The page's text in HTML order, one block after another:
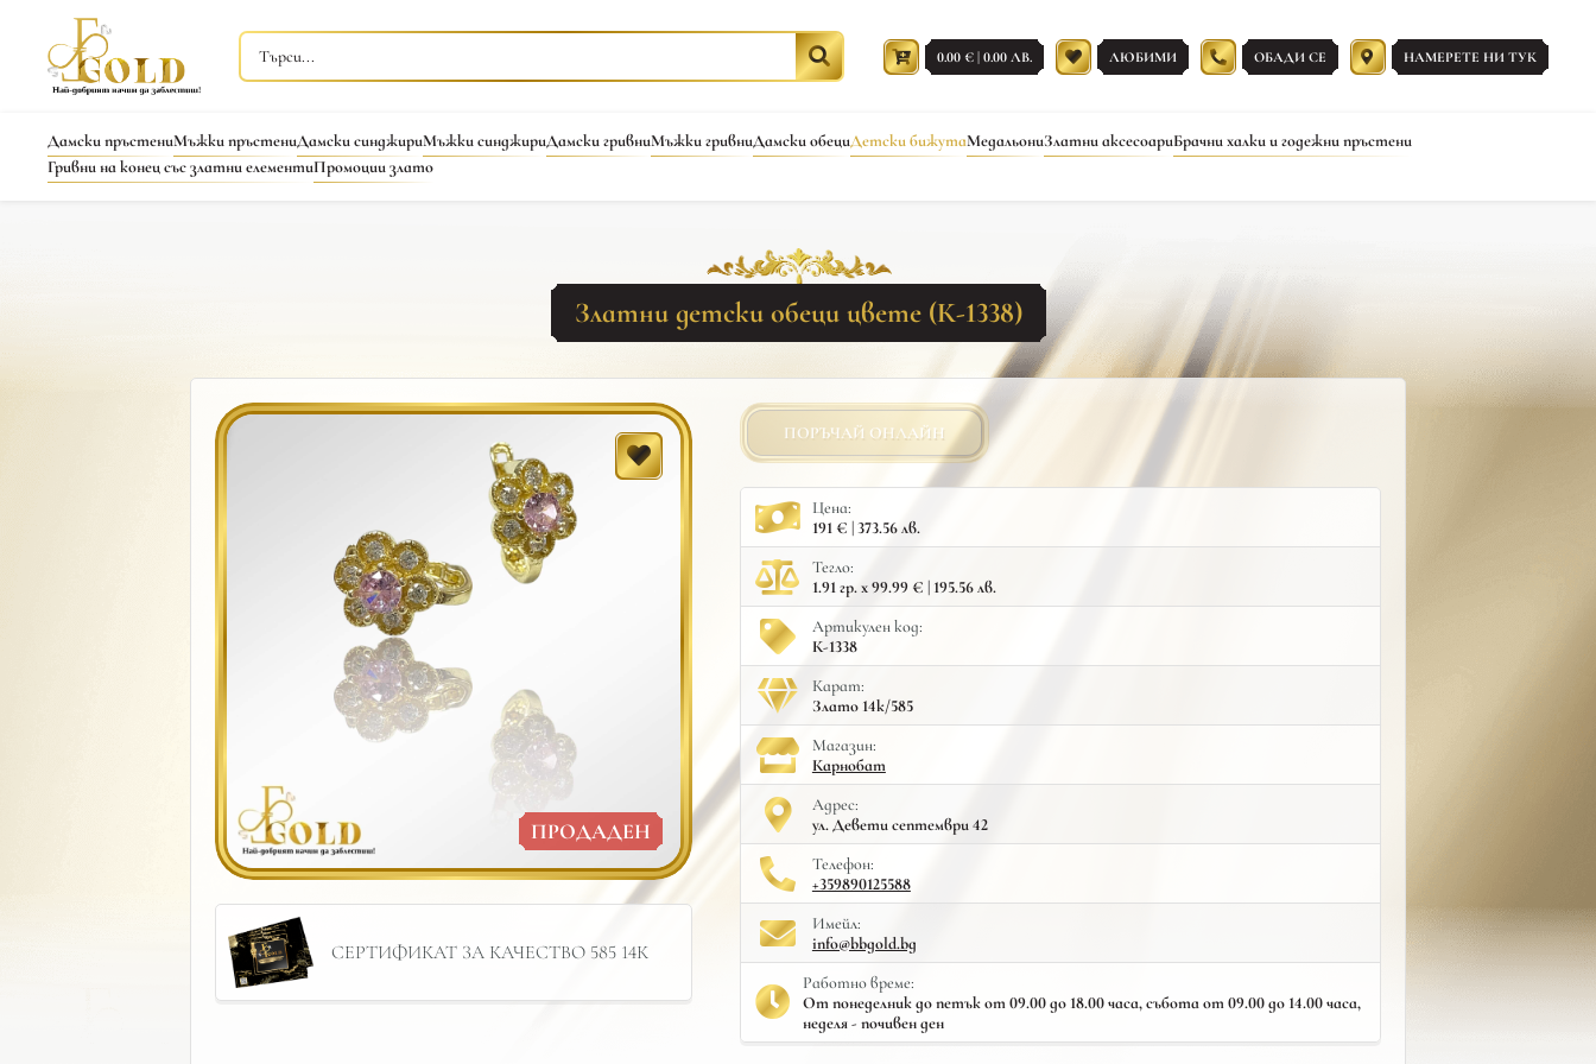
0.00 € | 0.00 ЛВ. ЛЮБИМИ ОБАДИ СЕ НАМЕРЕТЕ НИ ТУК
Дамски пръстениМъжки пръстениДамски синджириМъжки синджириДамски гривниМъжки гривниДамски обециДетски бижутаМедальониЗлатни аксесоариБрачни халки и годежни пръстени
Гривни на конец със златни елементиПромоции злато
Златни детски обеци цвете (К-1338)
ПРОДАДЕН
СЕРТИФИКАТ ЗА КАЧЕСТВО 585 14К
ПОРЪЧАЙ ОНЛАЙН
Цена:
191 € | 373.56 лв.
Тегло:
1.91 гр. x 99.99 € | 195.56 лв.
Артикулен код:
К-1338
Карат:
Злато 14к/585
Mагазин:
Карнобат
Адрес:
ул. Девети септември 42
Телефон:
+359890125588
Имейл:
info@bbgold.bg
Работно време:
От понеделник до петък от 09.00 до 18.00 часа, събота от 09.00 до 14.00 часа,
неделя - почивен ден